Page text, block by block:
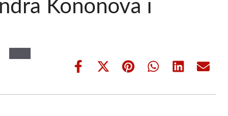
Kononova i
Share
Share
(Twitter)
Share Share Share Share